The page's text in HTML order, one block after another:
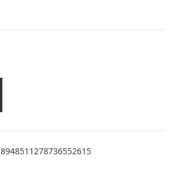
8948511278736552615